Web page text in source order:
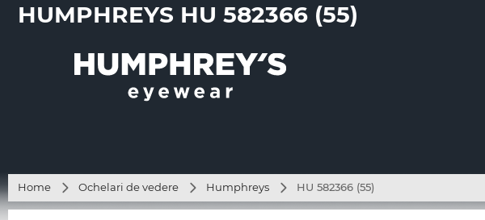
HUMPHREYS HU 582366 (55)
Home Ochelari de vedere Humphreys HU 582366 (55)